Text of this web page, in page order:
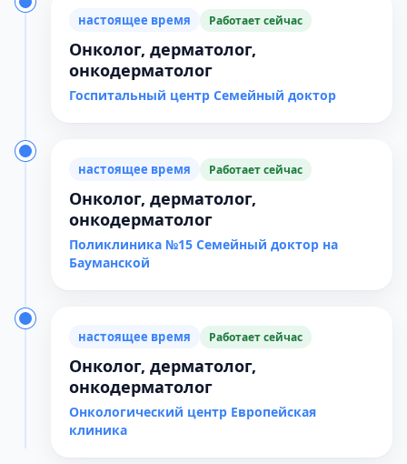
настоящее время Работает сейчас
Онколог, дерматолог,
онкодерматолог
Госпитальный центр Семейный доктор
настоящее время Работает сейчас
Онколог, дерматолог,
онкодерматолог
Поликлиника №15 Семейный доктор на
Бауманской
настоящее время Работает сейчас
Онколог, дерматолог,
онкодерматолог
Онкологический центр Европейская
клиника